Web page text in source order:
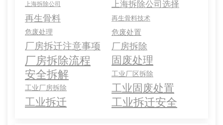
上海拆除公司 上海拆除公司选择
再生骨料 再生骨料技术
危废处理 危废处置
厂房拆迁注意事项 厂房拆除
厂房拆除流程 固废处理
安全拆解
工业厂区拆除
工业厂房拆除
工业固废处置
工业拆迁
工业拆迁安全